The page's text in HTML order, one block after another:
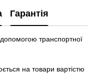
Гарантія
допомогою транспортної
на товари вартістю